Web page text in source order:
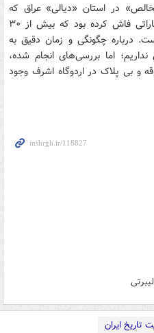
در استان «دیالی» عراق که
اردوگاه اشرف در آن است، طی اظهاراتی فاش کرده بود که بیش از ۳۰
درباره چگونگی و زمان دقیق به
اما بررسی‌های انجام شده،
بی پلاک در اردوگاه اشرف وجود
تاریخ ایران